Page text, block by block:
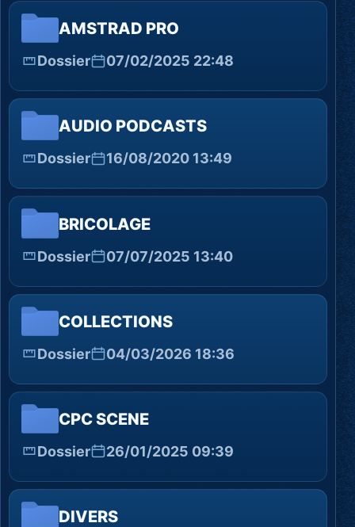
AMSTRAD PRO
Dossier 07/02/2025 22:48
AUDIO PODCASTS
Dossier 16/08/2020 13:49
BRICOLAGE
Dossier 07/07/2025 13:40
COLLECTIONS
Dossier 04/03/2026 18:36
CPC SCENE
Dossier 26/01/2025 09:39
DIVERS